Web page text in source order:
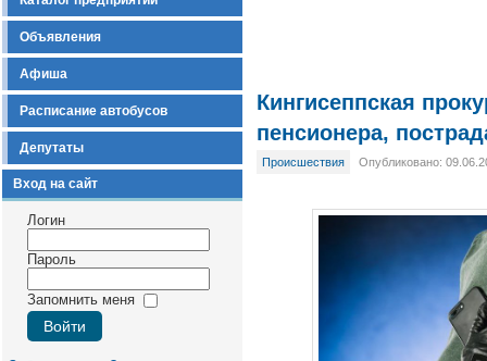
Объявления
Афиша
Расписание автобусов
Депутаты
Вход на сайт
Логин
Пароль
Запомнить меня
Кингисеппская
пенсионера,
Происшествия Опубликовано: